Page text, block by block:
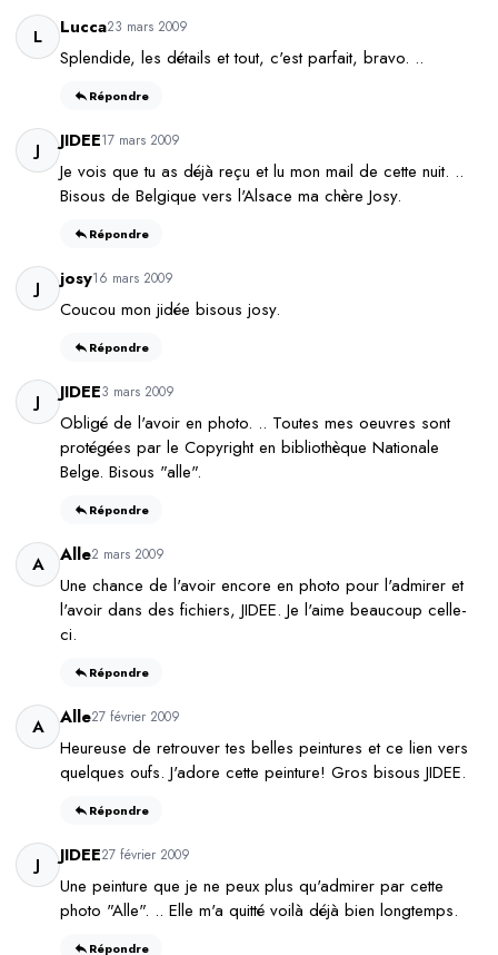
L Lucca23 mars 2009
Splendide, les détails et tout, c'est parfait, bravo. ..
Répondre
J JIDEE17 mars 2009
Je vois que tu as déjà reçu et lu mon mail de cette nuit. ..
Bisous de Belgique vers l'Alsace ma chère Josy.
Répondre
J josy16 mars 2009
Coucou mon jidée bisous josy.
Répondre
J JIDEE3 mars 2009
Obligé de l'avoir en photo. .. Toutes mes oeuvres sont
protégées par le Copyright en bibliothèque Nationale
Belge. Bisous "alle".
Répondre
A Alle2 mars 2009
Une chance de l'avoir encore en photo pour l'admirer et
l'avoir dans des fichiers, JIDEE. Je l'aime beaucoup celle-
ci.
Répondre
A Alle27 février 2009
Heureuse de retrouver tes belles peintures et ce lien vers
quelques oufs. J'adore cette peinture! Gros bisous JIDEE.
Répondre
J JIDEE27 février 2009
Une peinture que je ne peux plus qu'admirer par cette
photo "Alle". .. Elle m'a quitté voilà déjà bien longtemps.
Répondre